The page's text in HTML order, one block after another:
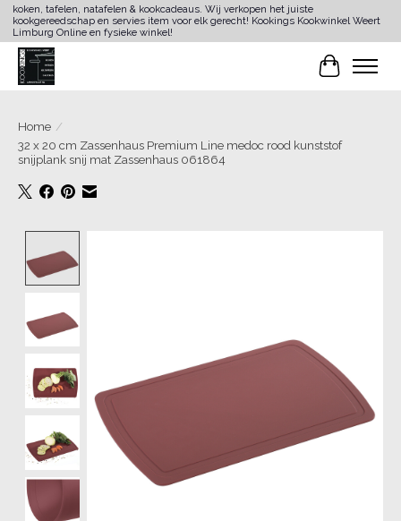
koken, tafelen, natafelen & kookcadeaus. Wij verkopen het juiste
kookgereedschap en servies item voor elk gerecht! Kookings Kookwinkel Weert
Limburg Online en fysieke winkel!
Home /
32 x 20 cm Zassenhaus Premium Line medoc rood kunststof
snijplank snij mat Zassenhaus 061864